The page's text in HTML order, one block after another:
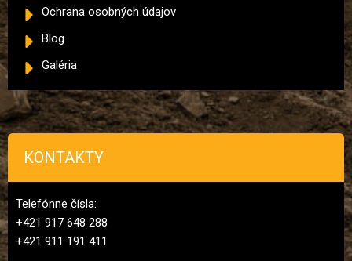
Ochrana osobných údajov
Blog
Galéria
KONTAKTY
Telefónne čísla:
+421 917 648 288
+421 911 191 411